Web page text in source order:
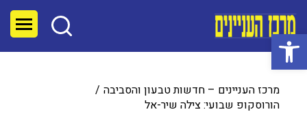
פתח סרגל נגישות
מרכז העניינים – חדשות טבעון והסביבה
הורוסקופ שבועי: צילה שיר-אל